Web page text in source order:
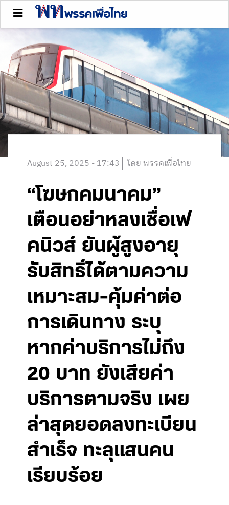
August 25, 2025 - 17:43 โดย พรรคเพื่อไทย
“โฆษกคมนาคม”
เตือนอย่าหลงเชื่อเฟ
คนิวส์ ยันผู้สูงอายุ
รับสิทธิ์ได้ตามความ
เหมาะสม-คุ้มค่าต่อ
การเดินทาง ระบุ
หากค่าบริการไม่ถึง
20 บาท ยังเสียค่า
บริการตามจริง เผย
ล่าสุดยอดลงทะเบียน
สำเร็จ ทะลุแสนคน
เรียบร้อย